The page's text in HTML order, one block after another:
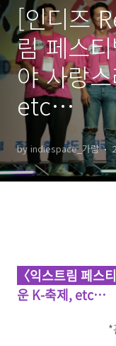
[인디즈
림 페스
야 사랑
etc…
by indiespace_가람
〈익스트림 페스
운 K-축제, etc…
*